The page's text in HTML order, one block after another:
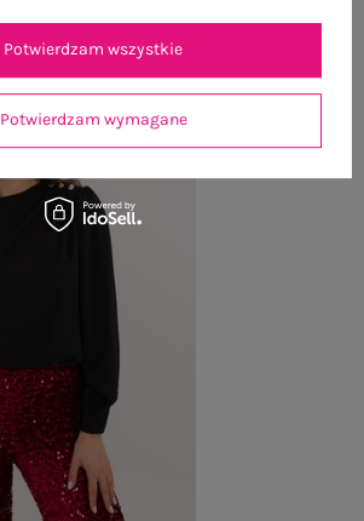
Potwierdzam wymagane
Potwierdzam wszystkie